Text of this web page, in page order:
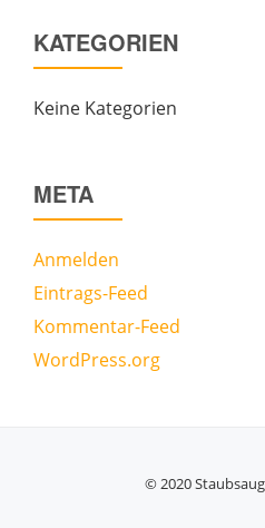
KATEGORIEN
Keine Kategorien
META
Anmelden
Eintrags-Feed
Kommentar-Feed
WordPress.org
© 2020